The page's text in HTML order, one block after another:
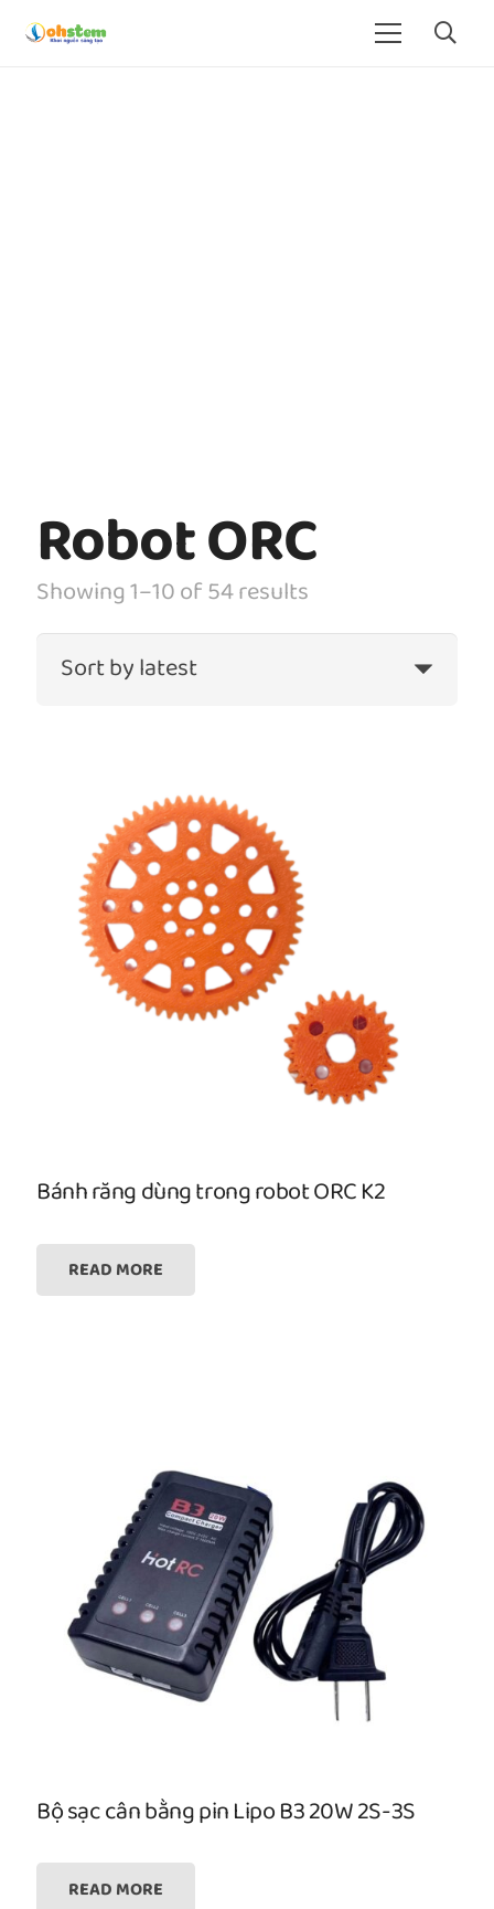
Robot ORC
Showing 1–10 of 54 results
Bánh răng dùng trong robot ORC K2
READ MORE
Bộ sạc cân bằng pin Lipo B3 20W 2S-3S
READ MORE